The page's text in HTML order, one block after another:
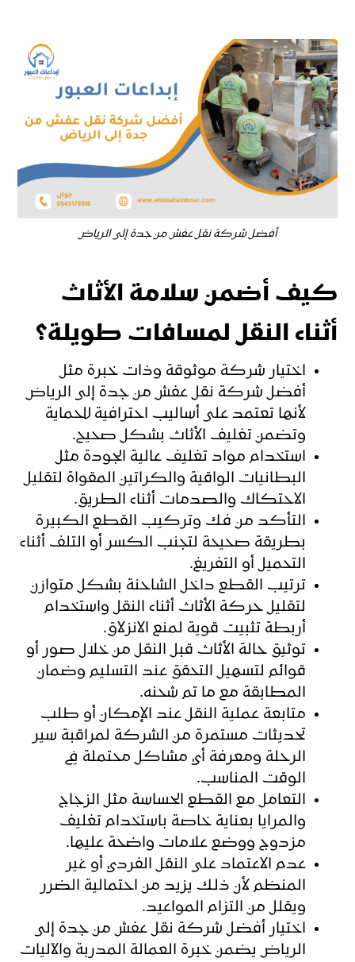
أفضل شركة نقل عفش من جدة إلى الرياض
كيف أضمن سلامة الأثاث
أثناء النقل لمسافات طويلة؟
اختيار شركة موثوقة وذات خبرة مثل
أفضل شركة نقل عفش من جدة إلى الرياض
لأنها تعتمد على أساليب احترافية للحماية
وتضمن تغليف الأثاث بشكل صحيح.
استخدام مواد تغليف عالية الجودة مثل
البطانيات الواقية والكراتين المقواة لتقليل
الاحتكاك والصدمات أثناء الطريق.
التأكد من فك وتركيب القطع الكبيرة
بطريقة صحيحة لتجنب الكسر أو التلف أثناء
التحميل أو التفريغ.
ترتيب القطع داخل الشاحنة بشكل متوازن
لتقليل حركة الأثاث أثناء النقل واستخدام
أربطة تثبيت قوية لمنع الانزلاق.
توثيق حالة الأثاث قبل النقل من خلال صور أو
قوائم لتسهيل التحقق عند التسليم وضمان
المطابقة مع ما تم شحنه.
متابعة عملية النقل عند الإمكان أو طلب
تحديثات مستمرة من الشركة لمراقبة سير
الرحلة ومعرفة أي مشاكل محتملة في
الوقت المناسب.
التعامل مع القطع الحساسة مثل الزجاج
والمرايا بعناية خاصة باستخدام تغليف
مزدوج ووضع علامات واضحة عليها.
عدم الاعتماد على النقل الفردي أو غير
المنظم لأن ذلك يزيد من احتمالية الضرر
ويقلل من التزام المواعيد.
اختيار أفضل شركة نقل عفش من جدة إلى
الرياض يضمن خبرة العمالة المدربة والآليات